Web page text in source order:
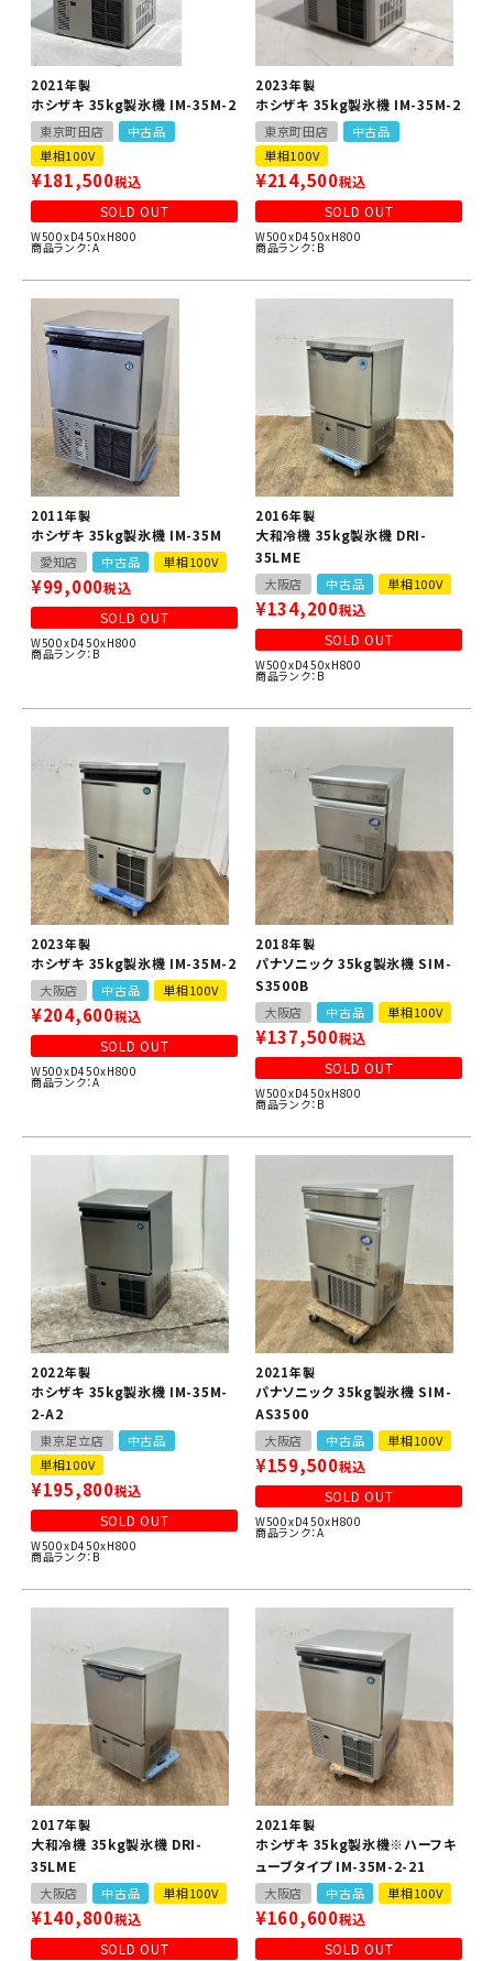
2021年製
ホシザキ 35kg製氷機 IM-35M-2
東京町田店
中古品
単相100V
¥181,500税込
SOLD OUT
W500xD450xH800
商品ランク：A
2023年製
ホシザキ 35kg製氷機 IM-35M-2
東京町田店
中古品
単相100V
¥214,500税込
SOLD OUT
W500xD450xH800
商品ランク：B
2011年製
ホシザキ 35kg製氷機 IM-35M
愛知店 中古品 単相100V
¥99,000税込
SOLD OUT
W500xD450xH800
商品ランク：B
2016年製
大和冷機 35kg製氷機 DRI-
35LME
大阪店 中古品 単相100V
¥134,200税込
SOLD OUT
W500xD450xH800
商品ランク：B
2023年製
ホシザキ 35kg製氷機 IM-35M-2
大阪店 中古品 単相100V
¥204,600税込
SOLD OUT
W500xD450xH800
商品ランク：A
2018年製
パナソニック 35kg製氷機 SIM-
S3500B
大阪店 中古品 単相100V
¥137,500税込
SOLD OUT
W500xD450xH800
商品ランク：B
2022年製
ホシザキ 35kg製氷機 IM-35M-
2-A2
東京足立店
中古品
単相100V
¥195,800税込
SOLD OUT
W500xD450xH800
商品ランク：B
2021年製
パナソニック 35kg製氷機 SIM-
AS3500
大阪店 中古品 単相100V
¥159,500税込
SOLD OUT
W500xD450xH800
商品ランク：A
2017年製
大和冷機 35kg製氷機 DRI-
35LME
大阪店 中古品 単相100V
¥140,800税込
SOLD OUT
2021年製
ホシザキ 35kg製氷機※ハーフキ
ューブタイプ IM-35M-2-21
大阪店 中古品 単相100V
¥160,600税込
SOLD OUT